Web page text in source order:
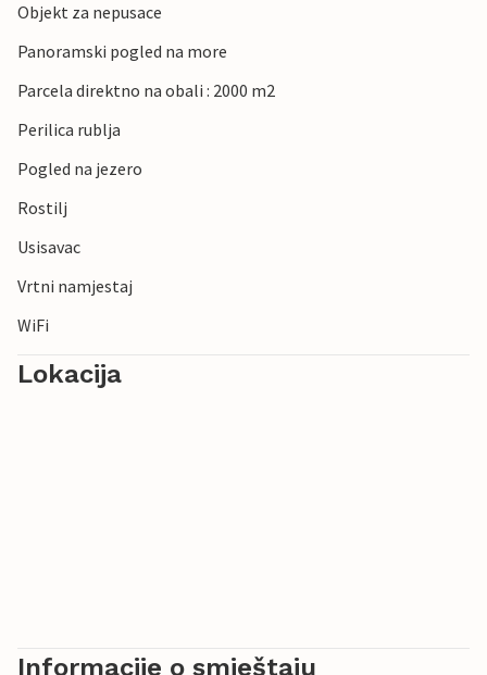
Objekt za nepusace
Panoramski pogled na more
Parcela direktno na obali : 2000 m2
Perilica rublja
Pogled na jezero
Rostilj
Usisavac
Vrtni namjestaj
WiFi
Lokacija
Informacije o smještaju